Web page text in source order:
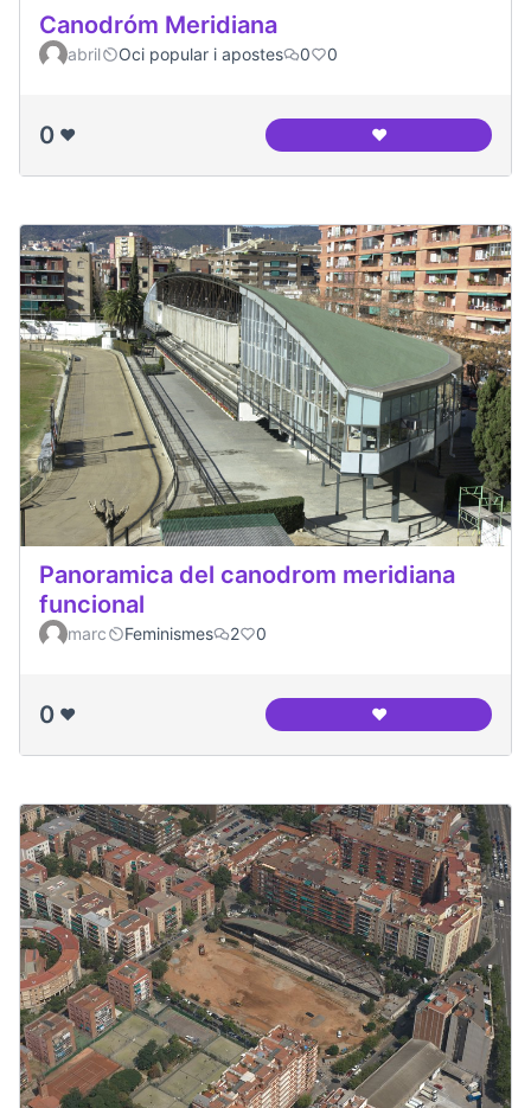
Canodróm Meridiana
abril Oci popular i apostes 0 0
0 ❤️ ❤️Canodróm
Panoramica del canodrom meridiana
funcional
marc Feminismes 2 0
0 ❤️ ❤️Panoramica del